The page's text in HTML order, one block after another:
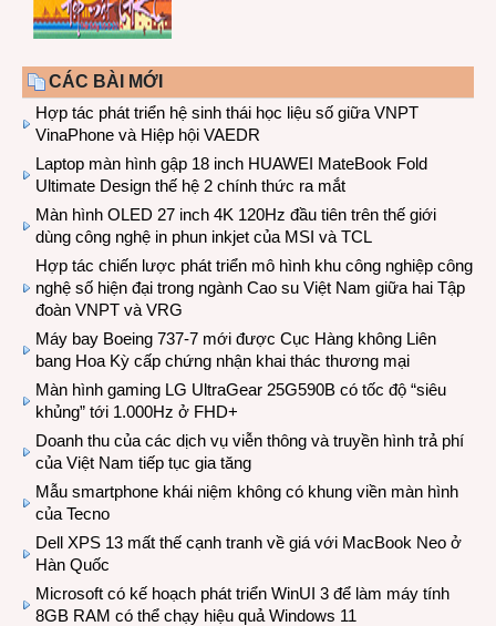
CÁC BÀI MỚI
Hợp tác phát triển hệ sinh thái học liệu số giữa VNPT
VinaPhone và Hiệp hội VAEDR
Laptop màn hình gập 18 inch HUAWEI MateBook Fold
Ultimate Design thế hệ 2 chính thức ra mắt
Màn hình OLED 27 inch 4K 120Hz đầu tiên trên thế giới
dùng công nghệ in phun inkjet của MSI và TCL
Hợp tác chiến lược phát triển mô hình khu công nghiệp công
nghệ số hiện đại trong ngành Cao su Việt Nam giữa hai Tập
đoàn VNPT và VRG
Máy bay Boeing 737-7 mới được Cục Hàng không Liên
bang Hoa Kỳ cấp chứng nhận khai thác thương mại
Màn hình gaming LG UltraGear 25G590B có tốc độ “siêu
khủng” tới 1.000Hz ở FHD+
Doanh thu của các dịch vụ viễn thông và truyền hình trả phí
của Việt Nam tiếp tục gia tăng
Mẫu smartphone khái niệm không có khung viền màn hình
của Tecno
Dell XPS 13 mất thế cạnh tranh về giá với MacBook Neo ở
Hàn Quốc
Microsoft có kế hoạch phát triển WinUI 3 để làm máy tính
8GB RAM có thể chạy hiệu quả Windows 11